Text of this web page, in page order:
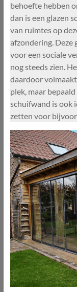
behoefte hebben
dan is een glazen
van ruimtes op
afzondering. Deze
voor een sociale
nog steeds zien.
daardoor
plek, maar
schuifwand is ook
zetten voor